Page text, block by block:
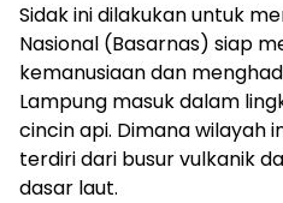
Sidak ini dilakukan untuk
Nasional (Basarnas) siap
kemanusiaan dan
Lampung masuk dalam
cincin api. Dimana wilayah
terdiri dari busur vulkanik
dasar laut.